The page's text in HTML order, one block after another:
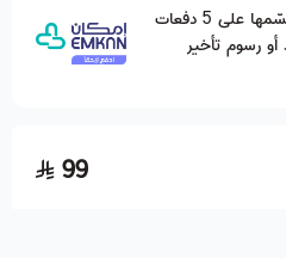
وقسّمها على 5 دفعات
أو رسوم تأخير
99